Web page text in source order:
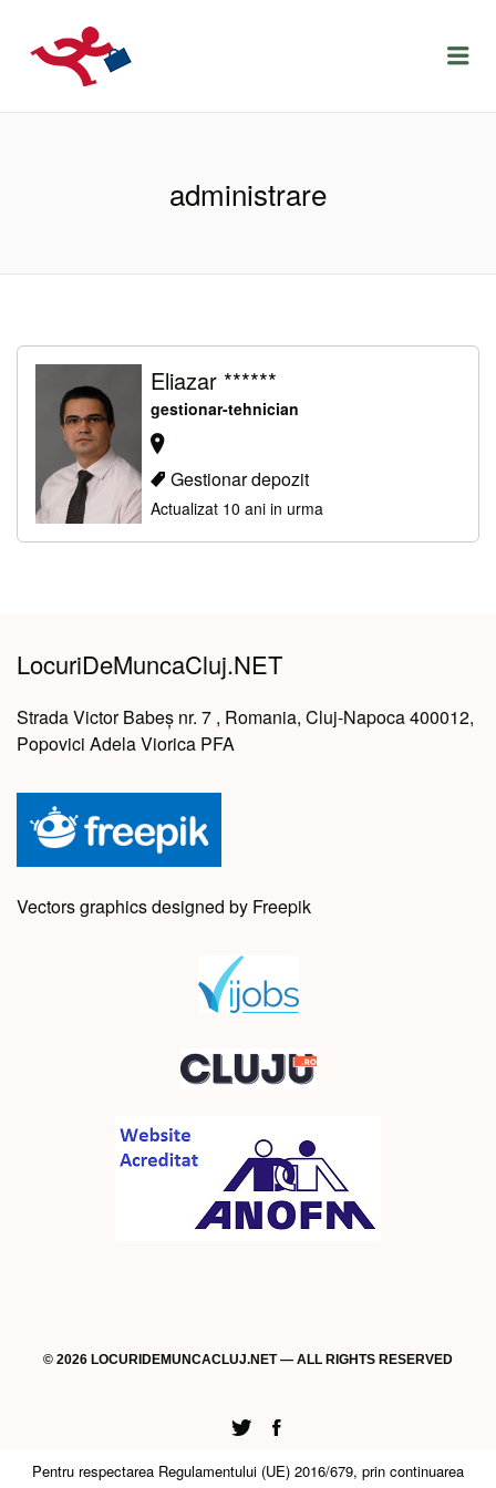
LOCURIDEMUNCACLUJ.NET
administrare
Eliazar ******
gestionar-tehnician
Gestionar depozit
Actualizat 10 ani in urma
LocuriDeMuncaCluj.NET
Strada Victor Babeș nr. 7 , Romania, Cluj-Napoca 400012,
Popovici Adela Viorica PFA
Vectors graphics designed by Freepik
© 2026 LOCURIDEMUNCACLUJ.NET — ALL RIGHTS RESERVED
Pentru respectarea Regulamentului (UE) 2016/679, prin continuarea